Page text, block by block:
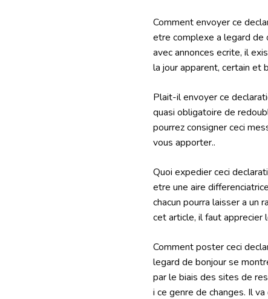
Comment envoyer ce
etre complexe a legard de
avec annonces ecrite, il
la jour apparent, certain et
Plait-il envoyer ce
quasi obligatoire de
pourrez consigner ceci
vous apporter..
Quoi expedier ceci
etre une aire
chacun pourra laisser a un
cet article, il faut apprecier
Comment poster ceci
legard de bonjour se
par le biais des sites de
i ce genre de changes. Il